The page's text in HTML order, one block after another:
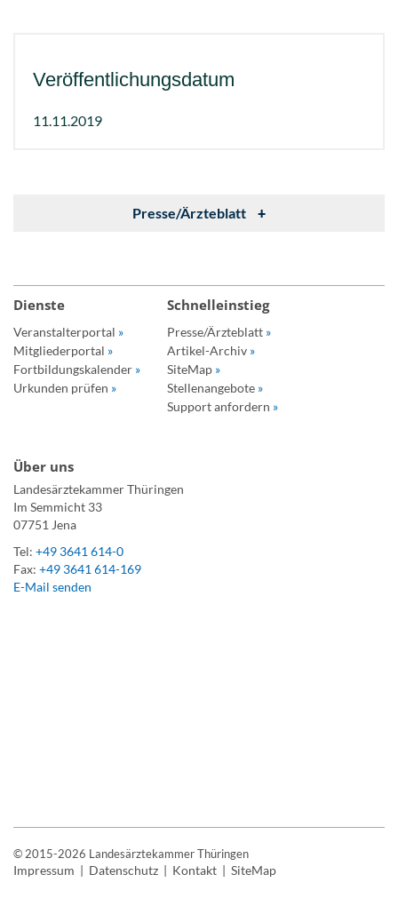
Veröffentlichungs­datum
11.11.2019
Presse/Ärzteblatt +
Dienste
Veranstalterportal »
Mitgliederportal »
Fortbildungskalender »
Urkunden prüfen »
Schnelleinstieg
Presse/Ärzteblatt »
Artikel-Archiv »
SiteMap »
Stellenangebote »
Support anfordern »
Über uns
Landesärztekammer Thüringen
Im Semmicht 33
07751 Jena
Tel: +49 3641 614-0
Fax: +49 3641 614-169
E-Mail senden
© 2015-2026 Landesärztekammer Thüringen
Impressum | Datenschutz | Kontakt | SiteMap